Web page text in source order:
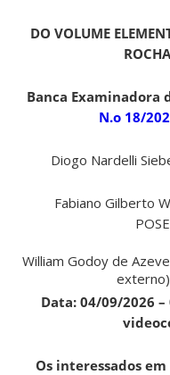
DO VOLUME
Banca Examinadora
N.o 18/
Diogo Nardelli
Fabiano Gilberto
William Godoy de
Data: 04/09/2026
Os interessados